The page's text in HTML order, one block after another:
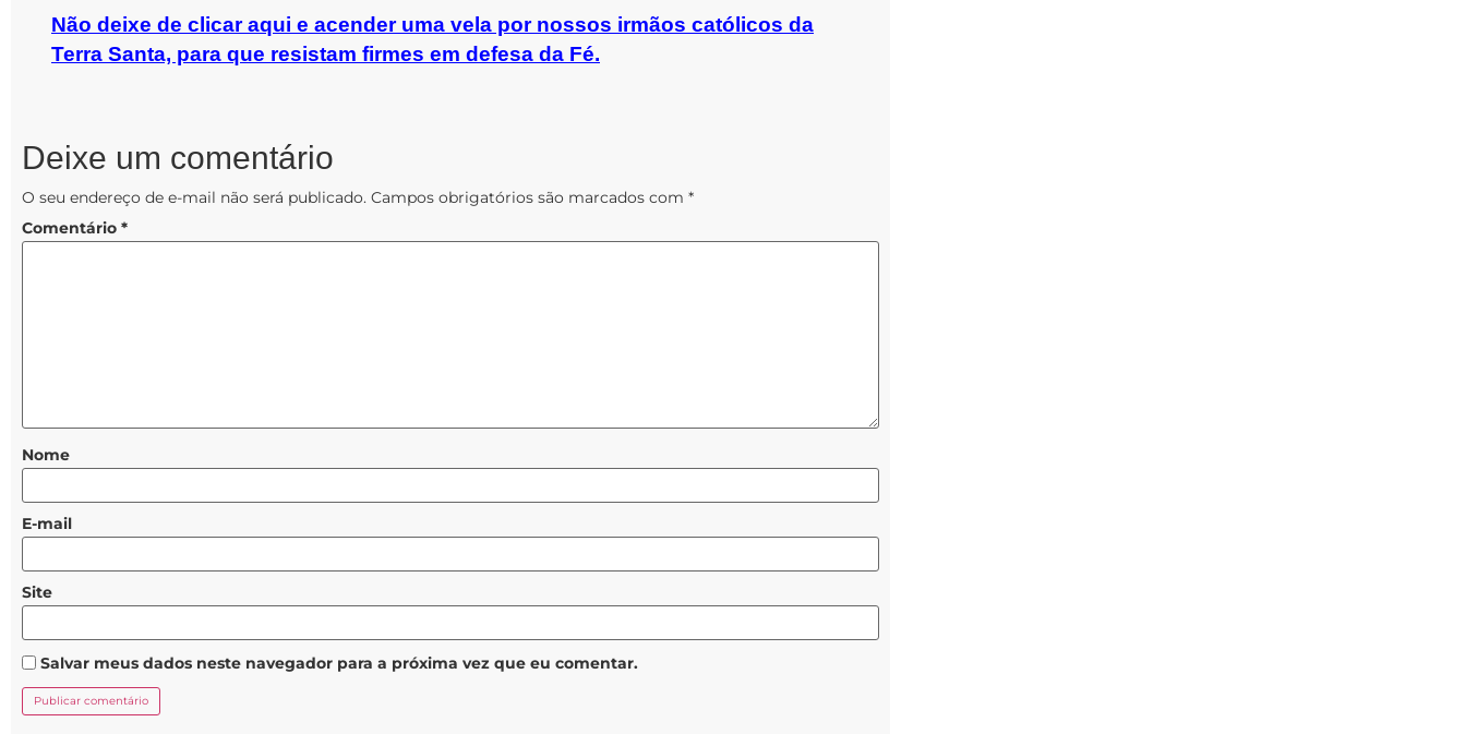
Não deixe de clicar aqui e acender uma vela por nossos irmãos católicos da
Terra Santa, para que resistam firmes em defesa da Fé.
Deixe um comentário
O seu endereço de e-mail não será publicado. Campos obrigatórios são marcados com *
Comentário *
Nome
E-mail
Site
Salvar meus dados neste navegador para a próxima vez que eu comentar.